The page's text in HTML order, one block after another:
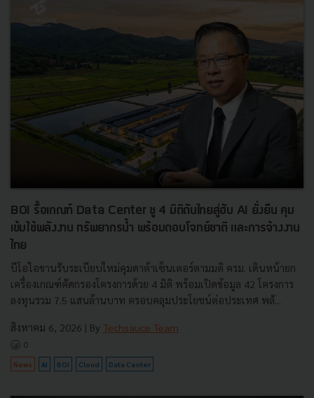
BOI รื้อเกณฑ์ Data Center ชู 4 มิติดันไทยสู่ฮับ AI ยั่งยืน คุม
เข้มใช้พลังงาน ทรัพยากรน้ำ พร้อมตอบโจทย์ชาติ และการจ้างงาน
ไทย
บีโอไอขานรับระเบียบใหม่คุมดาต้าเซ็นเตอร์ตามมติ ครม. เดินหน้ายก
เครื่องเกณฑ์คัดกรองโครงการด้วย 4 มิติ พร้อมเปิดข้อมูล 42 โครงการ
ลงทุนรวม 7.5 แสนล้านบาท ครอบคลุมประโยชน์ต่อประเทศ พลั...
สิงหาคม 6, 2026 | By Techsauce Team
0
News AI BOI Cloud Data Center